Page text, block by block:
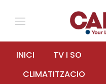
menu
INICI TV I SO
CLIMATITZACIO